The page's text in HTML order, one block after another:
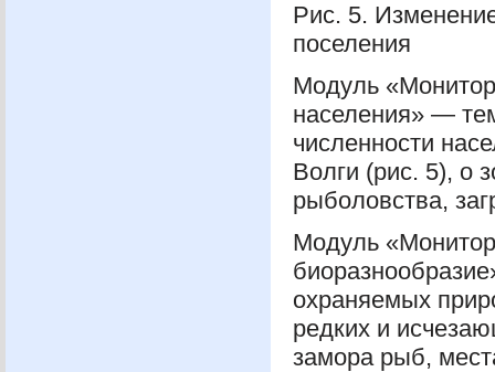
Рис. 5.
поселения
Модуль
населения» —
численности
Волги (рис. 5), о
рыболовства,
Модуль
охраняемых
редких и
замора рыб,